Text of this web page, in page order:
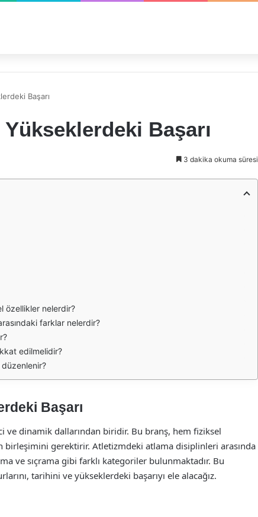
Başarı
Başarı
3 dakika okuma süresi
özellikler nelerdir?
farklar nelerdir?
edilmelidir?
düzenlenir?
Başarı
ve dinamik dallarından biridir. Bu branş, hem fiziksel
birleşimini gerektirir. Atletizmdeki atlama disiplinleri arasında
ve sıçrama gibi farklı kategoriler bulunmaktadır. Bu
tarihini ve yükseklerdeki başarıyı ele alacağız.